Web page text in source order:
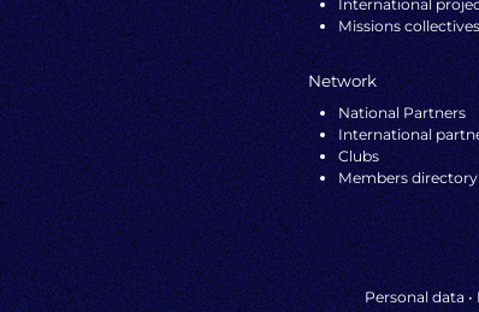
International
Missions collectives
Network
National Partners
International
Clubs
Members directory
Personal data•